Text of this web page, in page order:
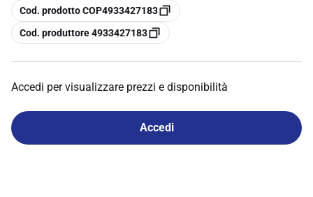
copia
Cod. prodotto COP4933427183
copia
Cod. produttore 4933427183
Accedi per visualizzare prezzi e disponibilità
Accedi